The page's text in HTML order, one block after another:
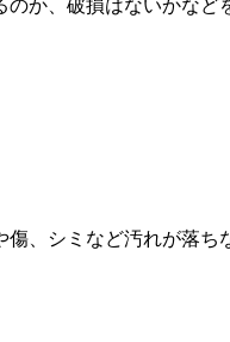
か、破損はないかなど
、シミなど汚れが落